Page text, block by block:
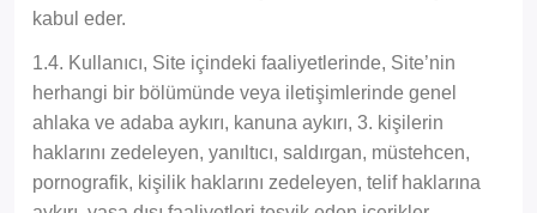
kabul eder.
1.4. Kullanıcı, Site içindeki faaliyetlerinde, Site’nin
herhangi bir bölümünde veya iletişimlerinde genel
ahlaka ve adaba aykırı, kanuna aykırı, 3. kişilerin
haklarını zedeleyen, yanıltıcı, saldırgan, müstehcen,
pornografik, kişilik haklarını zedeleyen, telif haklarına